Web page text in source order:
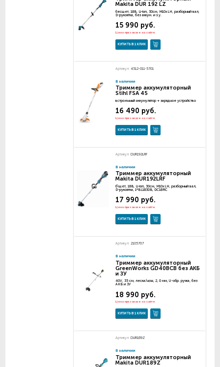
Makita DUR 192 LZ
бесщет, 18В, Li-ion, 30см, M10xLH, разборный вал,
D-рукоятка, без аккум. и з.у.
15 990 руб.
Цена при заказе на сайте
КУПИТЬ В 1 КЛИК
Артикул: 4512-011-5701
В наличии
Триммер аккумуляторный
Stihl FSA 45
встроенный аккумулятор + зарядное устройство
16 490 руб.
Цена при заказе на сайте
КУПИТЬ В 1 КЛИК
Артикул: DUR192LRF
В наличии
Триммер аккумуляторный
Makita DUR192LRF
б\щет, 18В, Li-ion, 30см, M10xLH, разборный вал,
D-рукоятка, 1*BL1830B, DC18RC
17 990 руб.
Цена при заказе на сайте
КУПИТЬ В 1 КЛИК
Артикул: 2105707
В наличии
Триммер аккумуляторный
GreenWorks GD40BCB без АКБ
и ЗУ
40V, 35 см, леска/нож, 2, 0 мм, U-обр. ручка, без
АКБ и ЗУ
18 990 руб.
Цена при заказе на сайте
КУПИТЬ В 1 КЛИК
Артикул: DUR189Z
В наличии
Триммер аккумуляторный
Makita DUR189Z